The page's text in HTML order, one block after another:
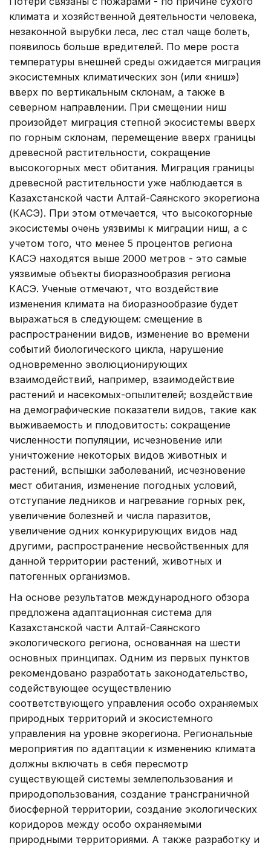
климата и хозяйственной деятельности человека,
незаконной вырубки леса, лес стал чаще болеть,
появилось больше вредителей. По мере роста
температуры внешней среды ожидается миграция
экосистемных климатических зон (или «ниш»)
вверх по вертикальным склонам, а также в
северном направлении. При смещении ниш
произойдет миграция степной экосистемы вверх
по горным склонам, перемещение вверх границы
древесной растительности, сокращение
высокогорных мест обитания. Миграция границы
древесной растительности уже наблюдается в
Казахстанской части Алтай-Саянского экорегиона
(КАСЭ). При этом отмечается, что высокогорные
экосистемы очень уязвимы к миграции ниш, а с
учетом того, что менее 5 процентов региона
КАСЭ находятся выше 2000 метров - это самые
уязвимые объекты биоразнообразия региона
КАСЭ. Ученые отмечают, что воздействие
изменения климата на биоразнообразие будет
выражаться в следующем: смещение в
распространении видов, изменение во времени
событий биологического цикла, нарушение
одновременно эволюционирующих
взаимодействий, например, взаимодействие
растений и насекомых-опылителей; воздействие
на демографические показатели видов, такие как
выживаемость и плодовитость: сокращение
численности популяции, исчезновение или
уничтожение некоторых видов животных и
растений, вспышки заболеваний, исчезновение
мест обитания, изменение погодных условий,
отступание ледников и нагревание горных рек,
увеличение болезней и числа паразитов,
увеличение одних конкурирующих видов над
другими, распространение несвойственных для
данной территории растений, животных и
патогенных организмов.
На основе результатов международного обзора
предложена адаптационная система для
Казахстанской части Алтай-Саянского
экологического региона, основанная на шести
основных принципах. Одним из первых пунктов
рекомендовано разработать законодательство,
содействующее осуществлению
соответствующего управления особо охраняемых
природных территорий и экосистемного
управления на уровне экорегиона. Региональные
мероприятия по адаптации к изменению климата
должны включать в себя пересмотр
существующей системы землепользования и
природопользования, создание трансграничной
биосферной территории, создание экологических
коридоров между особо охраняемыми
природными территориями. А также разработку и